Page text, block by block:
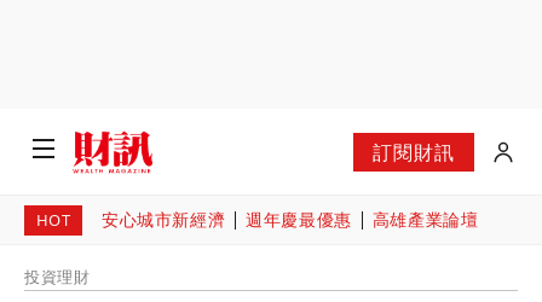
訂閱財訊
HOT 安心城市新經濟 週年慶最優惠 高雄產業論壇
投資理財